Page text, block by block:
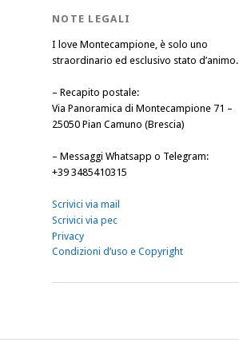
NOTE LEGALI
I love Montecampione, è solo uno
straordinario ed esclusivo stato d’animo.
– Recapito postale:
Via Panoramica di Montecampione 71 –
25050 Pian Camuno (Brescia)
– Messaggi Whatsapp o Telegram:
+39 3485410315
Scrivici via mail
Scrivici via pec
Privacy
Condizioni d’uso e Copyright